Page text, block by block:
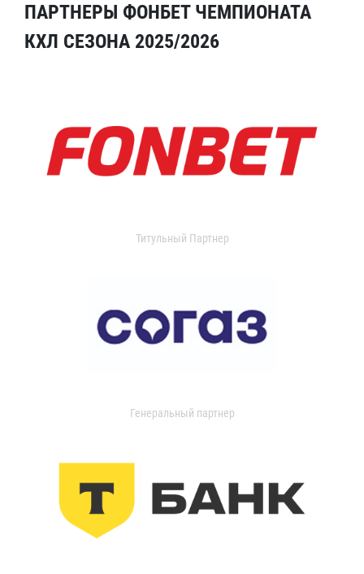
ПАРТНЕРЫ ФОНБЕТ ЧЕМПИОНАТА
КХЛ СЕЗОНА 2025/2026
Титульный Партнер
Генеральный партнер